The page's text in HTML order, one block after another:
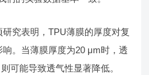
究表明，TPU薄膜的厚度对复
。当薄膜厚度为20 μm时，透
可能导致透气性显著降低。